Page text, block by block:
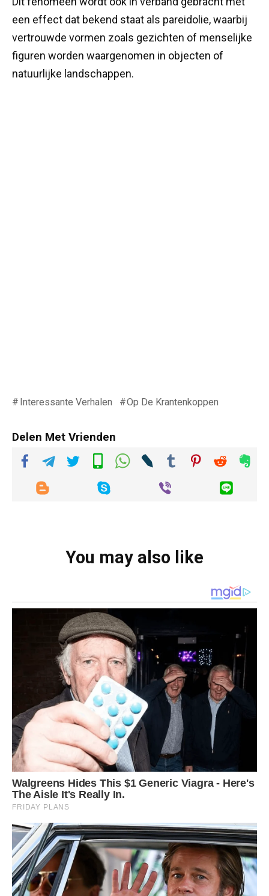
een effect dat bekend staat als pareidolie, waarbij
vertrouwde vormen zoals gezichten of menselijke
figuren worden waargenomen in objecten of
natuurlijke landschappen.
Interessante Verhalen Op De Krantenkoppen
Delen Met Vrienden
You may also like